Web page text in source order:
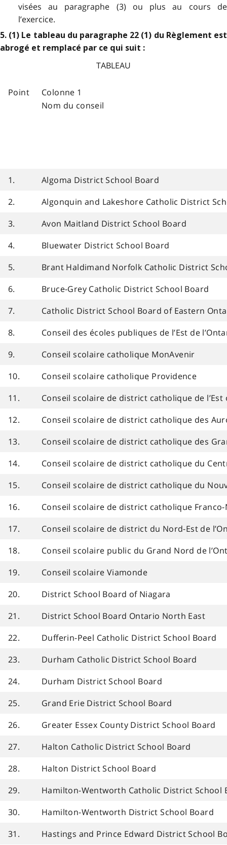
visées au paragraphe (3) ou plus au cours de
l’exercice.
5. (1) Le tableau du paragraphe 22 (1) du Règlement est
abrogé et remplacé par ce qui suit :
TABLEAU
Point
Colonne 1
Nom du conseil
1.
Algoma District School Board
2.
Algonquin and Lakeshore Catholic District
3.
Avon Maitland District School Board
4.
Bluewater District School Board
5.
Brant Haldimand Norfolk Catholic District
6.
Bruce-Grey Catholic District School Board
7.
Catholic District School Board of Eastern
8.
Conseil des écoles publiques de l’Est de
9.
Conseil scolaire catholique MonAvenir
10.
Conseil scolaire catholique Providence
11.
Conseil scolaire de district catholique de
12.
Conseil scolaire de district catholique des
13.
Conseil scolaire de district catholique des
14.
Conseil scolaire de district catholique du
15.
Conseil scolaire de district catholique du
16.
Conseil scolaire de district catholique
17.
Conseil scolaire de district du Nord-Est de
18.
Conseil scolaire public du Grand Nord de
19.
Conseil scolaire Viamonde
20.
District School Board of Niagara
21.
District School Board Ontario North East
22.
Dufferin-Peel Catholic District School Board
23.
Durham Catholic District School Board
24.
Durham District School Board
25.
Grand Erie District School Board
26.
Greater Essex County District School Board
27.
Halton Catholic District School Board
28.
Halton District School Board
29.
Hamilton-Wentworth Catholic District School
30.
Hamilton-Wentworth District School Board
31.
Hastings and Prince Edward District School